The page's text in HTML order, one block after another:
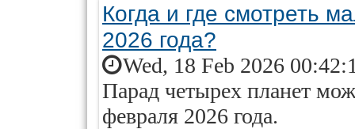
Когда и где смотреть
2026 года?
Wed, 18 Feb 2026
Парад четырех планет
февраля 2026 года.